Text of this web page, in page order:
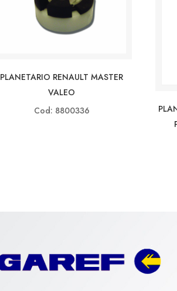
PLANETARIO RENAULT MASTER
VALEO
Cod: 8800336